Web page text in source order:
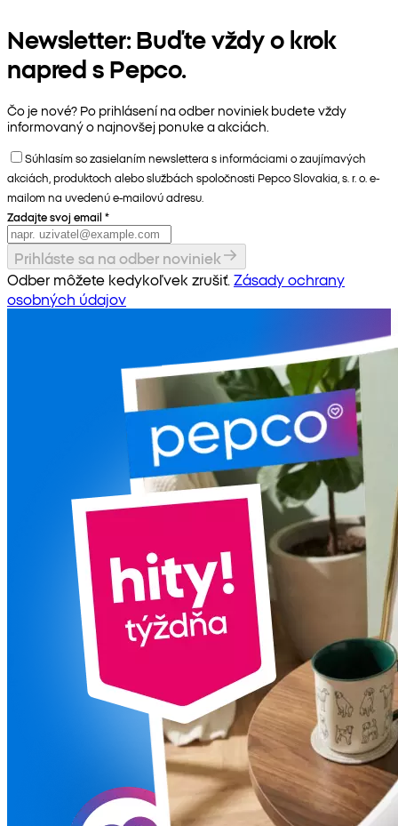
Newsletter: Buďte vždy o krok
napred s Pepco.
Čo je nové? Po prihlásení na odber noviniek budete vždy
informovaný o najnovšej ponuke a akciách.
Súhlasím so zasielaním newslettera s informáciami o zaujímavých
akciách, produktoch alebo službách spoločnosti Pepco Slovakia, s. r. o. e-
mailom na uvedenú e-mailovú adresu.
Zadajte svoj email *
Prihláste sa na odber noviniek
Odber môžete kedykoľvek zrušiť. Zásady ochrany
osobných údajov